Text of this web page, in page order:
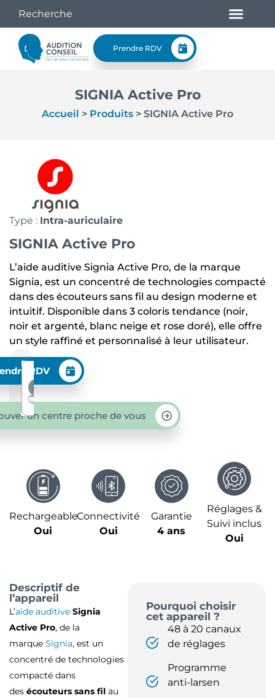
Prendre RDV
SIGNIA Active Pro
Accueil > Produits > SIGNIA Active Pro
Type : Intra-auriculaire
SIGNIA Active Pro
L’aide auditive Signia Active Pro, de la marque
Signia, est un concentré de technologies compacté
dans des écouteurs sans fil au design moderne et
intuitif. Disponible dans 3 coloris tendance (noir,
noir et argenté, blanc neige et rose doré), elle offre
un style raffiné et personnalisé à leur utilisateur.
RDV
un centre proche de vous
Rechargeable
Oui
Connectivité
Oui
Garantie
4 ans
Réglages &
Suivi inclus
Oui
Descriptif de
l’appareil
L’aide auditive Signia
Active Pro, de la
marque Signia, est un
concentré de technologies
compacté dans
des écouteurs sans fil au
Pourquoi choisir
cet appareil ?
48 à 20 canaux
de réglages
Programme
anti-larsen